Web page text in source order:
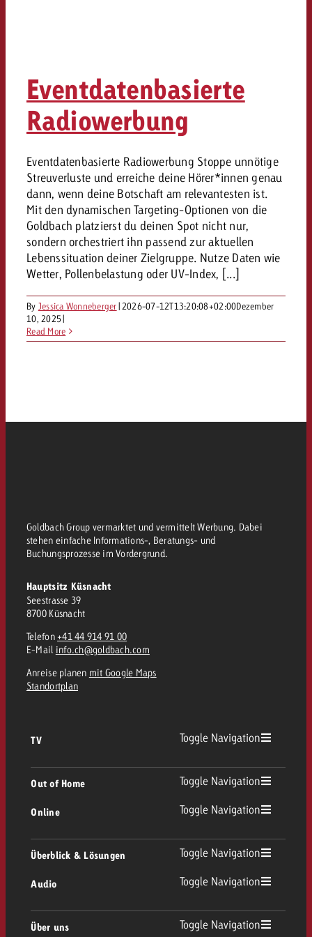
Eventdatenbasierte
Radiowerbung
Eventdatenbasierte Radiowerbung Stoppe unnötige
Streuverluste und erreiche deine Hörer*innen genau
dann, wenn deine Botschaft am relevantesten ist.
Mit den dynamischen Targeting-Optionen von die
Goldbach platzierst du deinen Spot nicht nur,
sondern orchestriert ihn passend zur aktuellen
Lebenssituation deiner Zielgruppe. Nutze Daten wie
Wetter, Pollenbelastung oder UV-Index, [...]
By Jessica Wonneberger| 2026-07-12T13:20:08+02:00Dezember
10, 2025|
Read More
Goldbach Group vermarktet und vermittelt Werbung. Dabei
stehen einfache Informations-, Beratungs- und
Buchungsprozesse im Vordergrund.
Hauptsitz Küsnacht
Seestrasse 39
8700 Küsnacht
Telefon +41 44 914 91 00
E-Mail info.ch@goldbach.com
Anreise planen mit Google Maps
Standortplan
TV Toggle Navigation
Werberichtlinien
Out of Home Toggle Navigation
Out of Home Übersicht
Plakatwerbung
Digital Out of Home
Online Toggle Navigation
Überblick & Lösungen Toggle Navigation
Beratung & Crossmedia
Audio Toggle Navigation
Über uns Toggle Navigation